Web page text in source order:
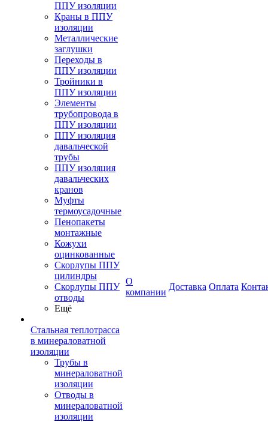
ППУ изоляции
Краны в ППУ
изоляции
Металлические
заглушки
Переходы в
ППУ изоляции
Тройники в
ППУ изоляции
Элементы
трубопровода в
ППУ изоляции
ППУ изоляция
давальческой
трубы
ППУ изоляция
давальческих
кранов
Муфты
термоусадочные
Пенопакеты
монтажные
Кожухи
оцинкованные
Скорлупы ППУ
цилиндры
Скорлупы ППУ
отводы
Ещё
Стальная теплотрасса
в минераловатной
изоляции
Трубы в
минераловатной
изоляции
Отводы в
минераловатной
изоляции
О
компании
Доставка Оплата